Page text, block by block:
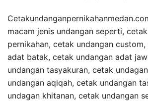
macam jenis undangan seperti,
pernikahan, cetak undangan
adat batak, cetak undangan adat
undangan tasyakuran, cetak
undangan aqiqah, cetak undangan
undagan khitanan, cetak undangan